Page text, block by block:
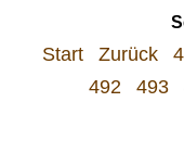
Start Zurück
492
493